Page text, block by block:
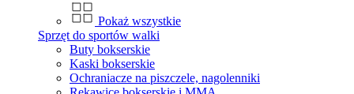
Pokaż wszystkie
Sprzęt do sportów walki
Buty bokserskie
Kaski bokserskie
Ochraniacze na piszczele, nagolenniki